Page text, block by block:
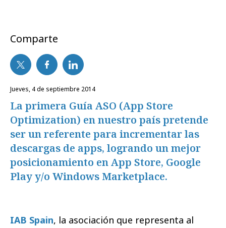
Comparte
jueves, 4 de septiembre 2014
La primera Guía ASO (App Store
Optimization) en nuestro país pretende
ser un referente para incrementar las
descargas de apps, logrando un mejor
posicionamiento en App Store, Google
Play y/o Windows Marketplace.
IAB Spain, la asociación que representa al